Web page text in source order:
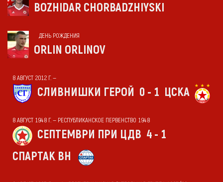
BOZHIDAR CHORBADZHIYSKI
ДЕНЬ РОЖДЕНИЯ
ORLIN ORLINOV
8 АВГУСТ 2012 Г. —
СЛИВНИШКИ ГЕРОЙ 0 - 1 ЦСКА
8 АВГУСТ 1948 Г. — РЕСПУБЛИКАНСКОЕ ПЕРВЕНСТВО 1948
СЕПТЕМВРИ ПРИ ЦДВ 4 - 1
СПАРТАК ВН